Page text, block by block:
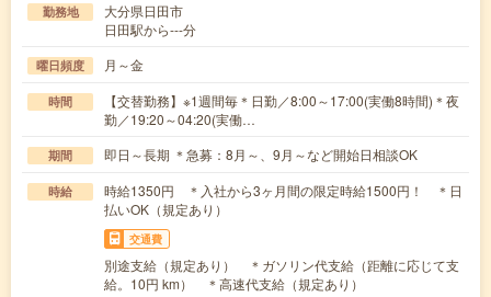
勤務地
大分県日田市
日田駅から---分
曜日頻度 月～金
時間
【交替勤務】※1週間毎＊日勤／8:00～17:00(実働8時間)＊夜
勤／19:20～04:20(実働…
期間 即日～長期 ＊急募：8月～、9月～など開始日相談OK
時給
時給1350円 ＊入社から3ヶ月間の限定時給1500円！ ＊日
払いOK（規定あり）
交通費
別途支給（規定あり） ＊ガソリン代支給（距離に応じて支
給。10円 km） ＊高速代支給（規定あり）